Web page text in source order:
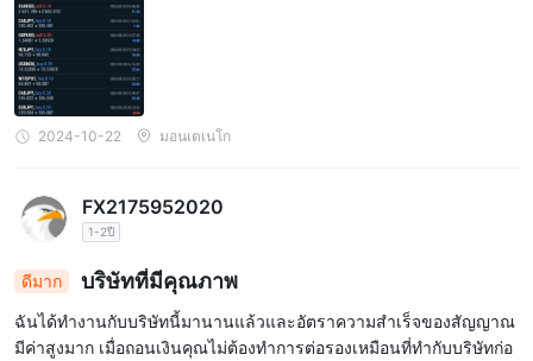
ม่ต้องมองหาบริษัทอื่นในเวลานาน ขอบคุณสำหรับคุณภาพการบริการ
ฉันขอแนะนำให้ทุกคน
2024-10-22 มอนเตเนโก
FX2175952020
1-2ปี
ดีมาก บริษัทที่มีคุณภาพ
ฉันได้ทำงานกับบริษัทนี้มานานแล้วและอัตราความสำเร็จของสัญญาณ
มีค่าสูงมาก เมื่อถอนเงินคุณไม่ต้องทำการต่อรองเหมือนที่ทำกับบริษัทก่อ